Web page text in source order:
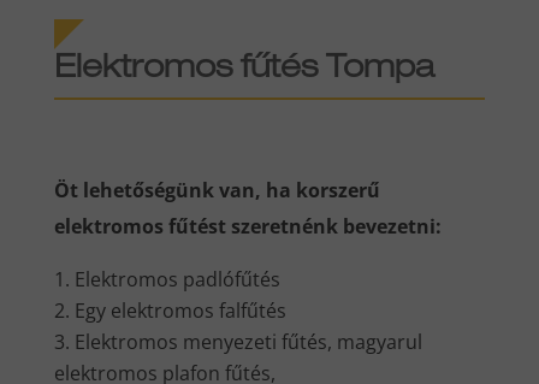
Elektromos fűtés Tompa
Öt lehetőségünk van, ha korszerű
elektromos fűtést szeretnénk bevezetni:
Elektromos padlófűtés
Egy elektromos falfűtés
Elektromos menyezeti fűtés, magyarul
elektromos plafon fűtés,